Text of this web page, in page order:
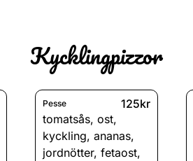
Kycklingpizzor
Pesse
125kr
tomatsås,ost,
kyckling,ananas,
jordnötter,fetaost,